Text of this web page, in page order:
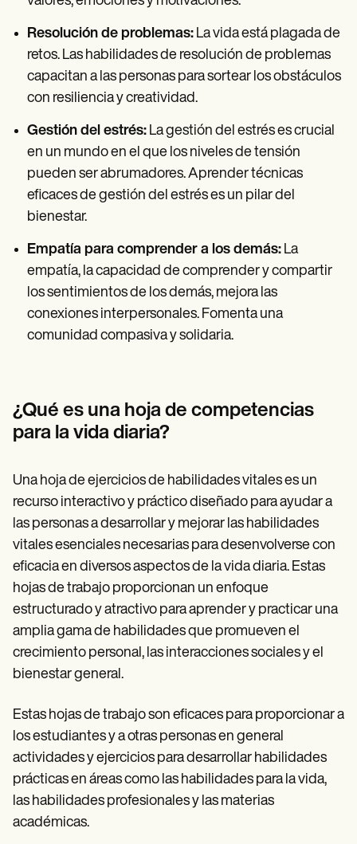
Resolución de problemas: La vida está plagada de
retos. Las habilidades de resolución de problemas
capacitan a las personas para sortear los obstáculos
con resiliencia y creatividad.
Gestión del estrés: La gestión del estrés es crucial
en un mundo en el que los niveles de tensión
pueden ser abrumadores. Aprender técnicas
eficaces de gestión del estrés es un pilar del
bienestar.
Empatía para comprender a los demás: La
empatía, la capacidad de comprender y compartir
los sentimientos de los demás, mejora las
conexiones interpersonales. Fomenta una
comunidad compasiva y solidaria.
¿Qué es una hoja de competencias
para la vida diaria?
Una hoja de ejercicios de habilidades vitales es un
recurso interactivo y práctico diseñado para ayudar a
las personas a desarrollar y mejorar las habilidades
vitales esenciales necesarias para desenvolverse con
eficacia en diversos aspectos de la vida diaria. Estas
hojas de trabajo proporcionan un enfoque
estructurado y atractivo para aprender y practicar una
amplia gama de habilidades que promueven el
crecimiento personal, las interacciones sociales y el
bienestar general.
Estas hojas de trabajo son eficaces para proporcionar a
los estudiantes y a otras personas en general
actividades y ejercicios para desarrollar habilidades
prácticas en áreas como las habilidades para la vida,
las habilidades profesionales y las materias
académicas.